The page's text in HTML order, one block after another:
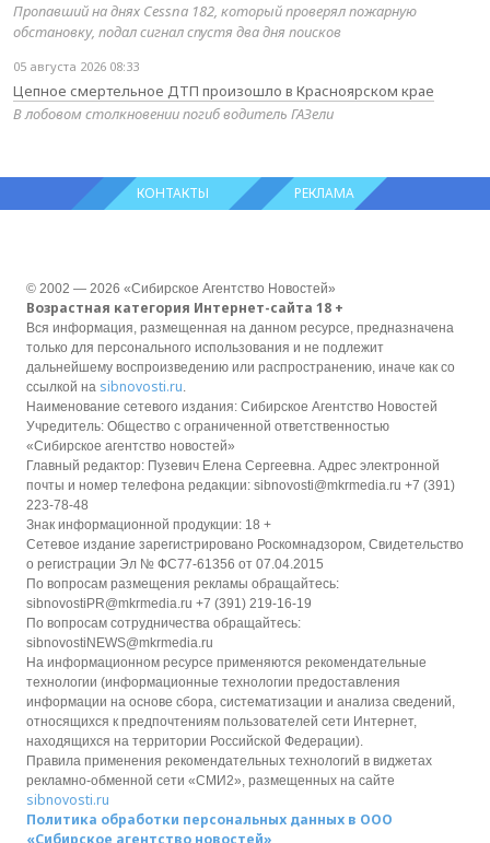
Пропавший на днях Cessna 182, который проверял пожарную
обстановку, подал сигнал спустя два дня поисков
05 августа 2026 08:33
Цепное смертельное ДТП произошло в Красноярском крае
В лобовом столкновении погиб водитель ГАЗели
КОНТАКТЫ РЕКЛАМА
© 2002 — 2026 «Сибирское Агентство Новостей»
Возрастная категория Интернет-сайта 18 +
Вся информация, размещенная на данном ресурсе, предназначена
только для персонального использования и не подлежит
дальнейшему воспроизведению или распространению, иначе как со
ссылкой на sibnovosti.ru.
Наименование сетевого издания: Сибирское Агентство Новостей
Учредитель: Общество с ограниченной ответственностью
«Сибирское агентство новостей»
Главный редактор: Пузевич Елена Сергеевна. Адрес электронной
почты и номер телефона редакции: sibnovosti@mkrmedia.ru +7 (391)
223-78-48
Знак информационной продукции: 18 +
Сетевое издание зарегистрировано Роскомнадзором, Свидетельство
о регистрации Эл № ФС77-61356 от 07.04.2015
По вопросам размещения рекламы обращайтесь:
sibnovostiPR@mkrmedia.ru +7 (391) 219-16-19
По вопросам сотрудничества обращайтесь:
sibnovostiNEWS@mkrmedia.ru
На информационном ресурсе применяются рекомендательные
технологии (информационные технологии предоставления
информации на основе сбора, систематизации и анализа сведений,
относящихся к предпочтениям пользователей сети Интернет,
находящихся на территории Российской Федерации).
Правила применения рекомендательных технологий в виджетах
рекламно-обменной сети «СМИ2», размещенных на сайте
sibnovosti.ru
Политика обработки персональных данных в ООО